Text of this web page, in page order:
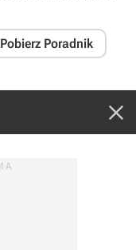
Pobierz Poradnik
